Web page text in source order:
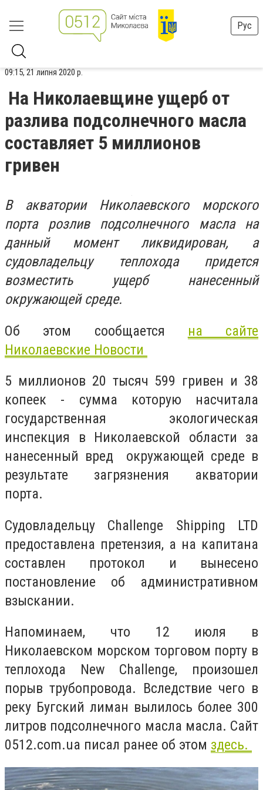
Рус
09:15, 21 липня 2020 р.
На Николаевщине ущерб от
разлива подсолнечного масла
составляет 5 миллионов
гривен
В акватории Николаевского морского
порта розлив подсолнечного масла на
данный момент ликвидирован, а
судовладельцу теплохода придется
возместить ущерб нанесенный
окружающей среде.
Об этом сообщается на сайте
Николаевские Новости
5 миллионов 20 тысяч 599 гривен и 38
копеек - сумма которую насчитала
государственная экологическая
инспекция в Николаевской области за
нанесенный вред окружающей среде в
результате загрязнения акватории
порта.
Судовладельцу Challenge Shipping LTD
предоставлена ​​претензия, а на капитана
составлен протокол и вынесено
постановление об административном
взыскании.
Напоминаем, что 12 июля в
Николаевском морском торговом порту в
теплохода New Challenge, произошел
порыв трубопровода. Вследствие чего в
реку Бугский лиман вылилось более 300
литров подсолнечного масла масла. Сайт
0512.com.ua писал ранее об этом здесь.